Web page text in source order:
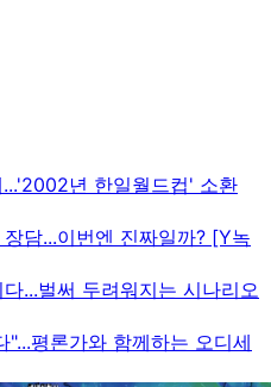
년 한일월드컵' 소환
담...이번엔 진짜일까? [Y녹
...벌써 두려워지는 시나리오
평론가와 함께하는 오디세